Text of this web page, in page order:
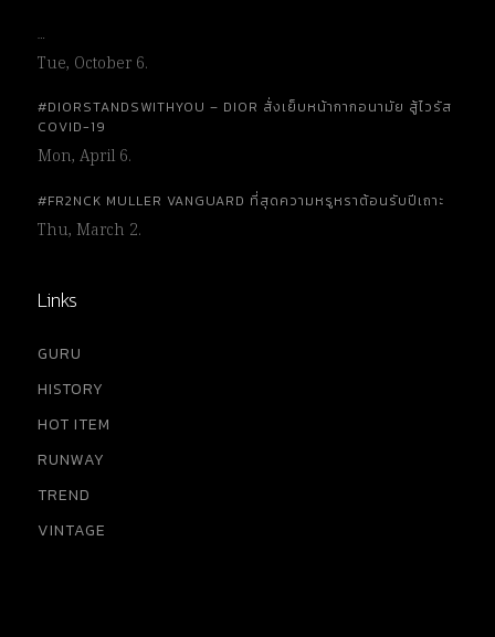
…
Tue, October 6.
#DIORSTANDSWITHYOU – DIOR สั่งเย็บหน้ากากอนามัย สู้ไวรัส
COVID-19
Mon, April 6.
#FR2NCK MULLER VANGUARD ที่สุดความหรูหราต้อนรับปีเถาะ
Thu, March 2.
Links
GURU
HISTORY
HOT ITEM
RUNWAY
TREND
VINTAGE